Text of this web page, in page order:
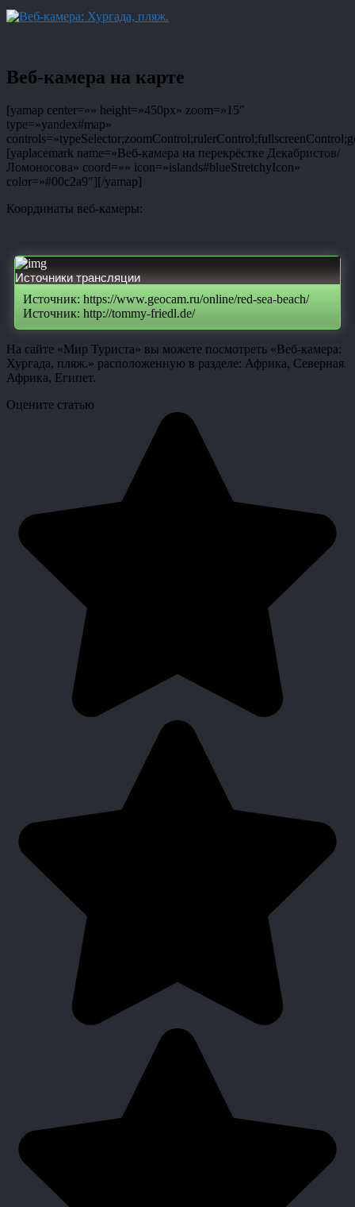
Веб-камера на карте
[yamap center=»» height=»450px» zoom=»15″
type=»yandex#map»
[yaplacemark name=»Веб-камера на перекрёстке Декабристов/
Ломоносова» coord=»» icon=»islands#blueStretchyIcon»
color=»#00c2a9″][/yamap]
Координаты веб-камеры:
Источники трансляции
Источник: https://www.geocam.ru/online/red-sea-beach/
Источник: http://tommy-friedl.de/
На сайте «Мир Туриста» вы можете посмотреть «Веб-камера:
Хургада, пляж.» расположенную в разделе: Африка, Северная
Африка, Египет.
Оцените статью